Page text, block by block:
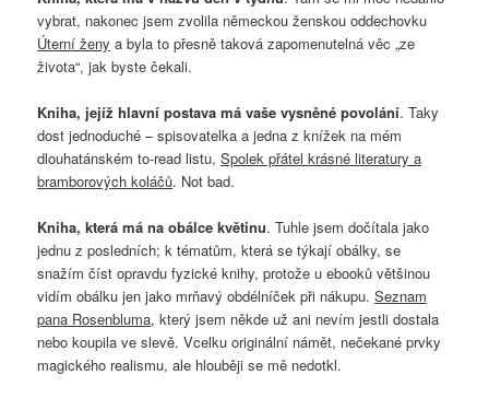
vybrat, nakonec jsem zvolila německou ženskou oddechovku
Úterní ženy a byla to přesně taková zapomenutelná věc „ze
života“, jak byste čekali.
Kniha, jejíž hlavní postava má vaše vysněné povolání. Taky
dost jednoduché – spisovatelka a jedna z knížek na mém
dlouhatánském to-read listu,Spolek přátel krásné literatury a
bramborových koláčů. Not bad.
Kniha, která má na obálce květinu. Tuhle jsem dočítala jako
jednu z posledních; k tématům, která se týkají obálky, se
snažím číst opravdu fyzické knihy, protože u ebooků většinou
vidím obálku jen jako mrňavý obdélníček při nákupu.Seznam
pana Rosenbluma, který jsem někde už ani nevím jestli dostala
nebo koupila ve slevě. Vcelku originální námět, nečekané prvky
magického realismu, ale hlouběji se mě nedotkl.